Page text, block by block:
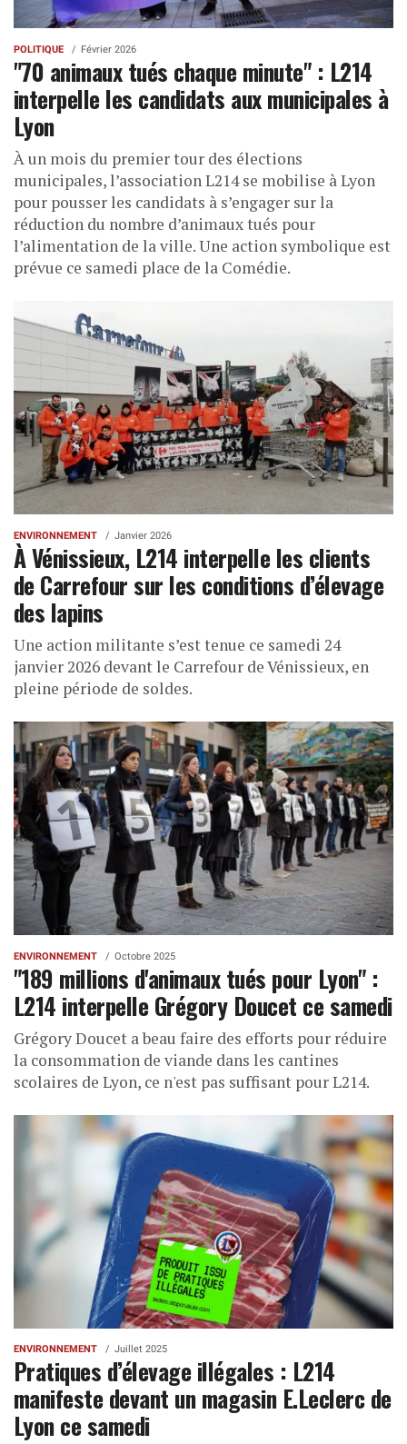
POLITIQUE Février 2026
"70 animaux tués chaque minute" : L214
interpelle les candidats aux municipales à
Lyon
À un mois du premier tour des élections
municipales, l’association L214 se mobilise à Lyon
pour pousser les candidats à s’engager sur la
réduction du nombre d’animaux tués pour
l’alimentation de la ville. Une action symbolique est
prévue ce samedi place de la Comédie.
ENVIRONNEMENT Janvier 2026
À Vénissieux, L214 interpelle les clients
de Carrefour sur les conditions d’élevage
des lapins
Une action militante s’est tenue ce samedi 24
janvier 2026 devant le Carrefour de Vénissieux, en
pleine période de soldes.
ENVIRONNEMENT Octobre 2025
"189 millions d'animaux tués pour Lyon" :
L214 interpelle Grégory Doucet ce samedi
Grégory Doucet a beau faire des efforts pour réduire
la consommation de viande dans les cantines
scolaires de Lyon, ce n'est pas suffisant pour L214.
ENVIRONNEMENT Juillet 2025
Pratiques d’élevage illégales : L214
manifeste devant un magasin E.Leclerc de
Lyon ce samedi